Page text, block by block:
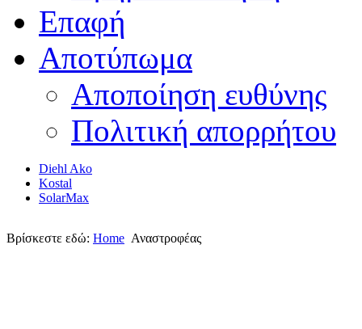
Eπαφή
Αποτύπωμα
Αποποίηση ευθύνης
Πολιτική απορρήτου
Diehl Ako
Kostal
SolarMax
Βρίσκεστε εδώ: Home Αναστροφέας